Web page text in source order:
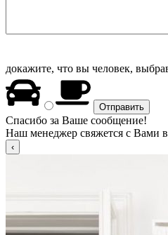
докажите, что вы человек,
Спасибо за Ваше сообщение!
Наш менеджер свяжется с Вами